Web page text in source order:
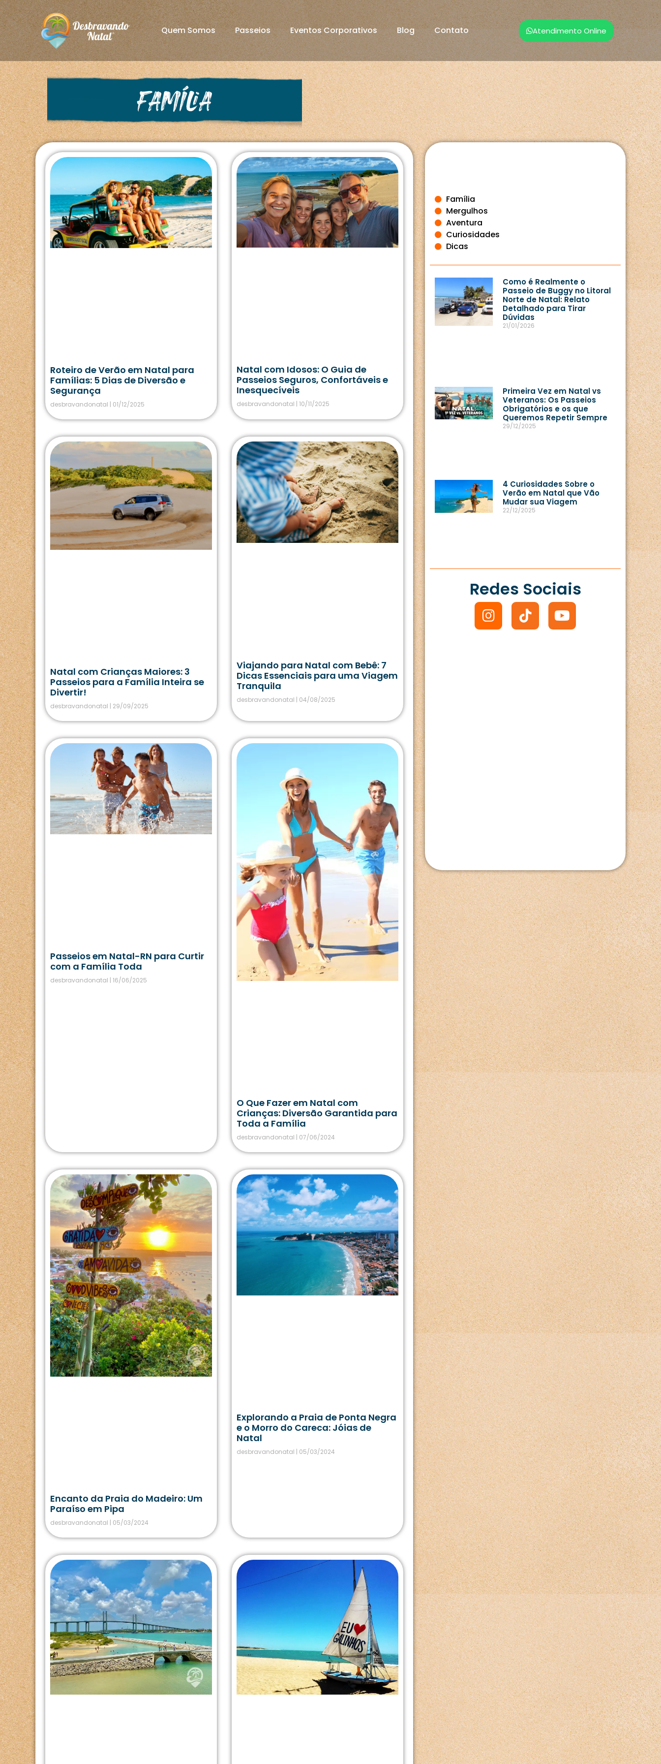
Quem Somos Passeios Eventos Corporativos Blog Contato Atendimento Online
Família
Roteiro de Verão em Natal para
Famílias: 5 Dias de Diversão e
Segurança
desbravandonatal 01/12/2025
Natal com Idosos: O Guia de
Passeios Seguros, Confortáveis e
Inesquecíveis
desbravandonatal 10/11/2025
Natal com Crianças Maiores: 3
Passeios para a Família Inteira se
Divertir!
desbravandonatal 29/09/2025
Viajando para Natal com Bebê: 7
Dicas Essenciais para uma Viagem
Tranquila
desbravandonatal 04/08/2025
Passeios em Natal-RN para Curtir
com a Família Toda
desbravandonatal 16/06/2025
O Que Fazer em Natal com
Crianças: Diversão Garantida para
Toda a Família
desbravandonatal 07/06/2024
Encanto da Praia do Madeiro: Um
Paraíso em Pipa
desbravandonatal 05/03/2024
Explorando a Praia de Ponta Negra
e o Morro do Careca: Jóias de
Natal
desbravandonatal 05/03/2024
Família
Mergulhos
Aventura
Curiosidades
Dicas
Como é Realmente o
Passeio de Buggy no Litoral
Norte de Natal: Relato
Detalhado para Tirar
Dúvidas
21/01/2026
Primeira Vez em Natal vs
Veteranos: Os Passeios
Obrigatórios e os que
Queremos Repetir Sempre
29/12/2025
4 Curiosidades Sobre o
Verão em Natal que Vão
Mudar sua Viagem
22/12/2025
Redes Sociais